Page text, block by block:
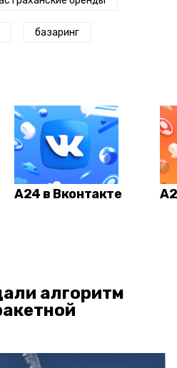
базаринг
А24 в Вконтакте
алгоритм